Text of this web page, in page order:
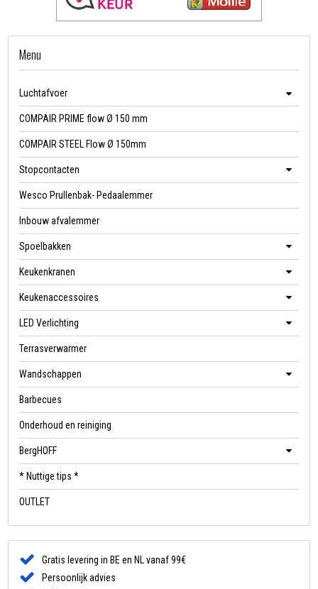
Menu
Luchtafvoer
COMPAIR PRIME flow Ø 150 mm
COMPAIR STEEL Flow Ø 150mm
Stopcontacten
Wesco Prullenbak- Pedaalemmer
Inbouw afvalemmer
Spoelbakken
Keukenkranen
Keukenaccessoires
LED Verlichting
Terrasverwarmer
Wandschappen
Barbecues
Onderhoud en reiniging
BergHOFF
* Nuttige tips *
OUTLET
Gratis levering in BE en NL vanaf 99€
Persoonlijk advies